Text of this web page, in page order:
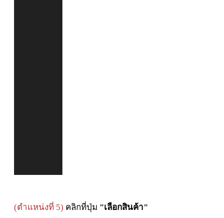
(ตำแหน่งที่ 5) คลิกที่ปุ่ม "เลือกสินค้า"